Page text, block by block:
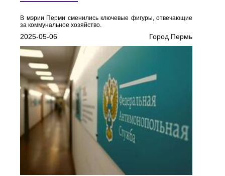
В мэрии Перми сменились ключевые фигуры, отвечающие
за коммунальное хозяйство.
2025-05-06 Город Пермь